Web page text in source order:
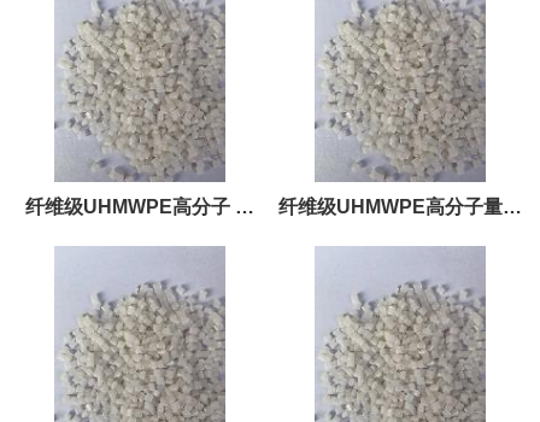
数 耐应力开裂
纤维级UHMWPE高分子 防 纤维级UHMWPE高分子量陶